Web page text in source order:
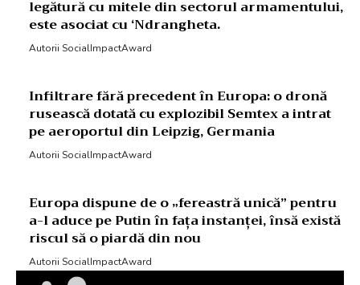
legătură cu mitele din sectorul armamentului,
este asociat cu ‘Ndrangheta.
Autorii SocialImpactAward
Infiltrare fără precedent în Europa: o dronă
rusească dotată cu explozibil Semtex a intrat
pe aeroportul din Leipzig, Germania
Autorii SocialImpactAward
Europa dispune de o „fereastră unică” pentru
a-l aduce pe Putin în fața instanței, însă există
riscul să o piardă din nou
Autorii SocialImpactAward